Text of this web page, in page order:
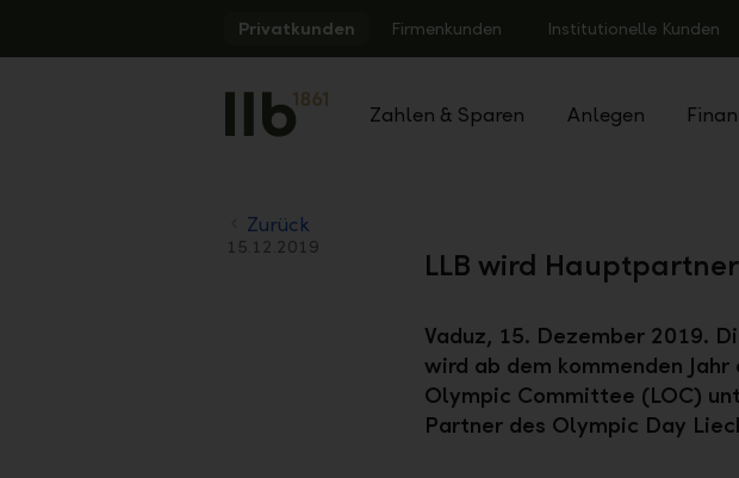
Privatkunden Firmenkunden Institutionelle Kunden
Zahlen & Sparen Anlegen
Zurück
15.12.2019 LLB wird
Vaduz, 15. Dezember 2019.
wird ab dem kommenden
Olympic Committee (LOC)
Partner des Olympic Day